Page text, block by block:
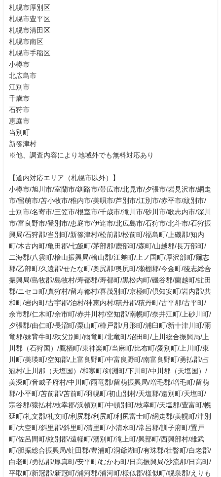
札幌市厚別区
札幌市豊平区
札幌市清田区
札幌市南区
札幌市手稲区
小樽市
北広島市
江別市
千歳市
石狩市
恵庭市
当別町
新篠津村
※他、調査内容により地域外でも無料対応あり
【道内対応エリア（札幌市以外）】
小樽市/旭川市/室蘭市/釧路市/帯広市/北見市/夕張市/岩見沢市/網走
市/留萌市/苫小牧市/稚内市/美唄市/芦別市/江別市/赤平市/紋別市/
士別市/名寄市/三笠市/根室市/千歳市/滝川市/砂川市/歌志内市/深川
市/富良野市/登別市/恵庭市/伊達市/北広島市/石狩市/北斗市/石狩振
興局/石狩郡/当別町/新篠津村/松前郡/松前町/福島町/上磯郡/知内
町/木古内町/亀田郡/七飯町/茅部郡/鹿部町/森町/山越郡/長万部町/
二海郡/八雲町/檜山振興局/檜山郡/江差町/上ノ国町/厚沢部町/爾志
郡/乙部町/久遠郡/せたな町/奥尻郡/奥尻町/瀬棚郡/今金町/後志総合
振興局/島牧郡/島牧村/寿都郡/寿都町/黒松内町/磯谷郡/蘭越町/虻田
郡/ニセコ町/真狩村/留寿都村/喜茂別町/京極町/倶知安町/岩内郡/共
和町/岩内町/古宇郡/泊村/神恵内村/積丹郡/積丹町/古平郡/古平町/
余市郡/仁木町/余市町/赤井川村/空知郡/南幌町/奈井江町/上砂川町/
夕張郡/由仁町/長沼町/栗山町/樺戸郡/月形町/浦臼町/新十津川町/雨
竜郡/妹背牛町/秩父別町/雨竜町/北竜町/沼田町/上川総合振興局/上
川郡（石狩国）/鷹栖町/東神楽町/当麻町/比布町/愛別町/上川町/東
川町/美瑛町/空知郡/上富良野町/中富良野町/南富良野町/勇払郡/占
冠村/上川郡（天塩国）/和寒町/剣淵町/下川町/中川郡（天塩国）/
美深町/音威子府村/中川町/雨竜郡/留萌振興局/増毛郡/増毛町/留萌
郡/小平町/苫前郡/苫前町/羽幌町/初山別村/天塩郡/遠別町/天塩町/
宗谷郡/猿払村/枝幸郡/浜頓別町/中頓別町/枝幸町/天塩郡/豊富町/幌
延町/礼文郡/礼文町/利尻郡/利尻町/利尻富士町/網走郡/美幌町/津別
町/大空町/斜里郡/斜里町/清里町/小清水町/常呂郡/訓子府町/置戸
町/佐呂間町/紋別郡/遠軽町/湧別町/滝上町/興部町/西興部村/雄武
町/胆振総合振興局/虻田郡/豊浦町/洞爺湖町/有珠郡/壮瞥町/白老郡/
白老町/勇払郡/厚真町/安平町/むかわ町/日高振興局/沙流郡/日高町/
平取町/新冠郡/新冠町/浦河郡/浦河町/様似郡/様似町/幌泉郡/えりも